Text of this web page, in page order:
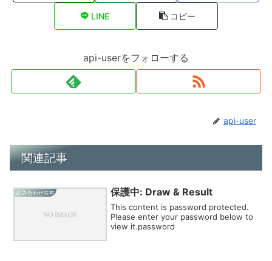
LINE コピー
api-userをフォローする
api-user
関連記事
組み合わせ共有 保護中: Draw & Result
This content is password protected.
Please enter your password below to
view it.password